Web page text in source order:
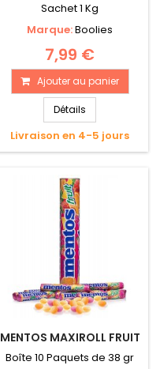
Sachet 1 Kg
Marque:Boolies
7,99 €
Ajouter au panier
Détails
Livraison en 4-5 jours
MENTOS MAXIROLL FRUIT
Boîte 10 Paquets de 38 gr